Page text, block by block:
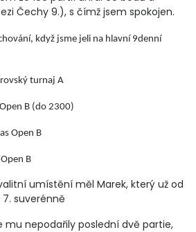
Čechy 9.), s čímž jsem spokojen.
když jsme jeli na hlavní 9denní
turnaj A
B (do 2300)
Open B
B
umístění měl Marek, který už od
suverénně
mu nepodařily poslední dvě partie,